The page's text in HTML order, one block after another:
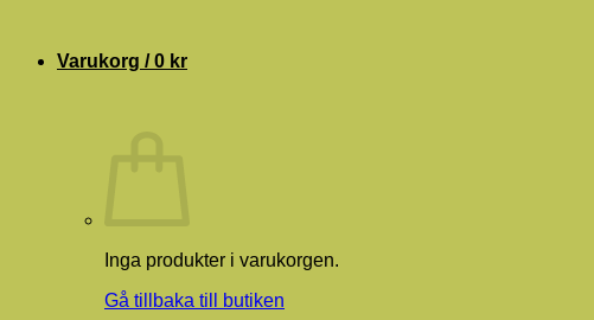
Varukorg /0 kr
Inga produkter i varukorgen.
Gå tillbaka till butiken